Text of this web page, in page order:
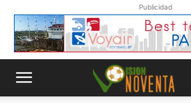
Publicidad